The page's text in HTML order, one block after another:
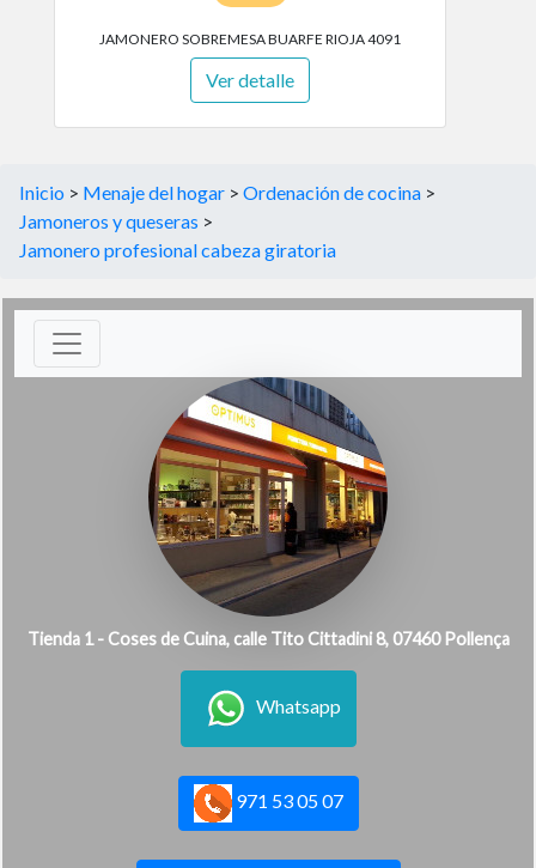
JAMONERO SOBREMESA BUARFE RIOJA 4091
Ver detalle
Inicio > Menaje del hogar > Ordenación de cocina >
Jamoneros y queseras >
Jamonero profesional cabeza giratoria
Tienda 1 - Coses de Cuina, calle Tito Cittadini 8, 07460 Pollença
Whatsapp
971 53 05 07